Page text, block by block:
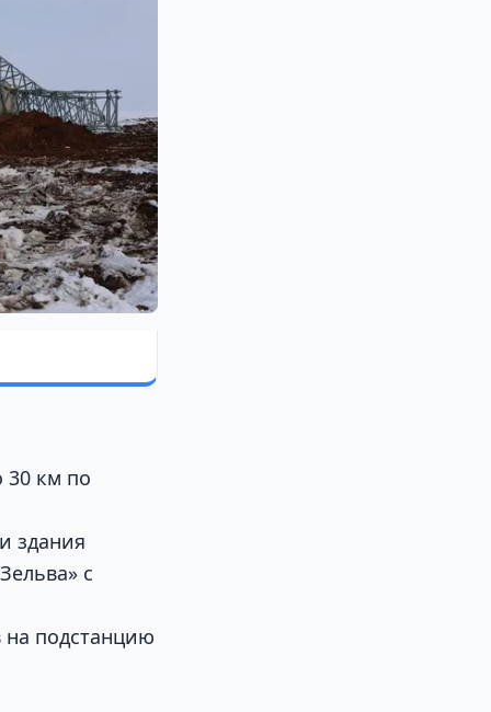
30 км по
здания
с
подстанцию